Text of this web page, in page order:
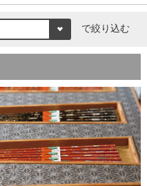
で絞り込む